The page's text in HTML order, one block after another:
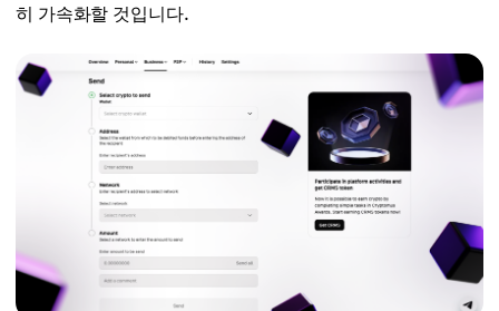
히 가속화할 것입니다.